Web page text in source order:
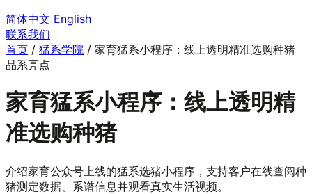
简体中文 English
联系我们
首页 / 猛系学院 / 家育猛系小程序：线上透明精准选购种猪
品系亮点
家育猛系小程序：线上透明精
准选购种猪
介绍家育公众号上线的猛系选猪小程序，支持客户在线查阅种
猪测定数据、系谱信息并观看真实生活视频。